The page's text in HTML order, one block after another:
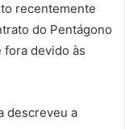
recentemente
do Pentágono
fora devido às
descreveu a